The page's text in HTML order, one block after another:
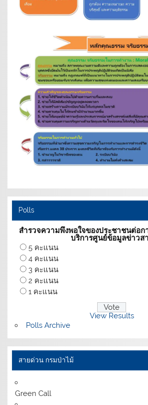
Polls
สำรวจความพึงพอใจของประชาชนต่อ
บริการศูนย์ข้อมูลข่าวส
5 คะแนน
4 คะแนน
3 คะแนน
2 คะแนน
1 คะแนน
View Results
Polls Archive
สายด่วน กรมป่าไม้
Green Call